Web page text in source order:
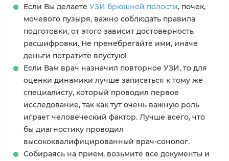
Если Вы делаете УЗИ брюшной полости, почек,
мочевого пузыря, важно соблюдать правила
подготовки, от этого зависит достоверность
расшифровки. Не пренебрегайте ими, иначе
деньги потратите впустую!
Если Вам врач назначил повторное УЗИ, то для
оценки динамики лучше записаться к тому же
специалисту, который проводил первое
исследование, так как тут очень важную роль
играет человеческий фактор. Лучше всего, что
бы диагностику проводил
высококвалифицированный врач-сонолог.
Собираясь на прием, возьмите все документы и